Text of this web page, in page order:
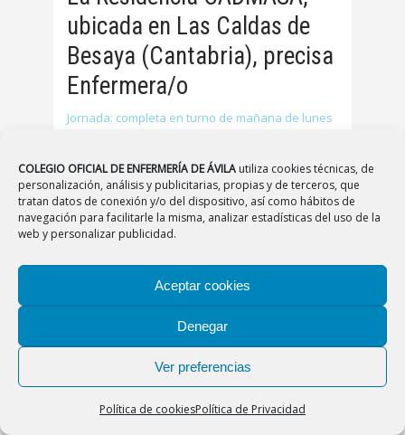
COLEGIO OFICIAL DE ENFERMERÍA DE ÁVILA utiliza cookies técnicas, de
personalización, análisis y publicitarias, propias y de terceros, que
tratan datos de conexión y/o del dispositivo, así como hábitos de
navegación para facilitarle la misma, analizar estadísticas del uso de la
web y personalizar publicidad.
Aceptar cookies
Denegar
Ver preferencias
Política de cookiesPolítica de Privacidad
ubicada en Las Caldas de
Besaya (Cantabria), precisa
Enfermera/o
Jornada: completa en turno de mañana de lunes
de indefinido Convenio: “XV Convenio general de
centros y servicios de atención a personas con
discapacidad” Interesadas/os enviar CV a
residencia@cadmasa.es Teléfonos